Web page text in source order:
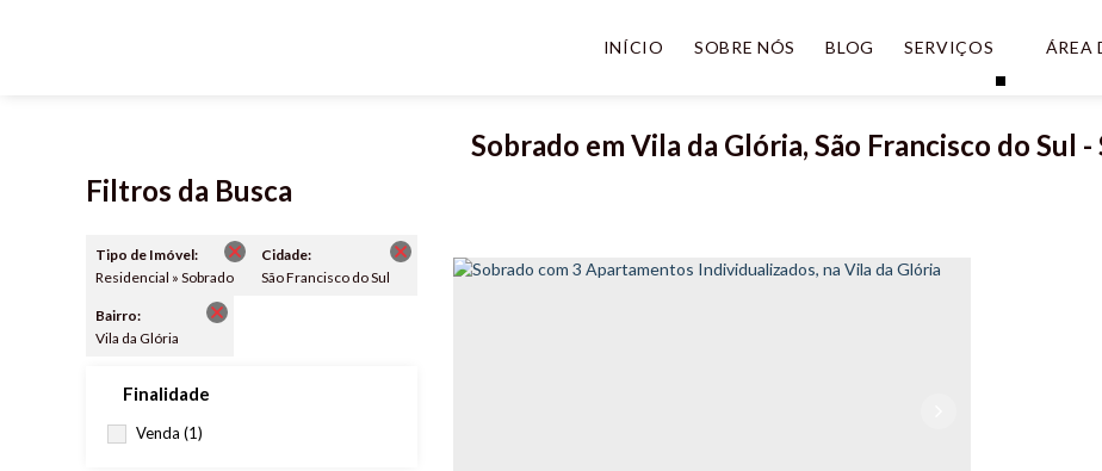
ÁREA
SERVIÇOS
BLOG
SOBRE NÓS
INÍCIO
Sobrado em Vila da Glória, São Francisco do Sul -
Filtros da Busca
Tipo de Imóvel:
Residencial » Sobrado
Cidade:
São Francisco do Sul
Bairro:
Vila da Glória
Finalidade
Venda (1)